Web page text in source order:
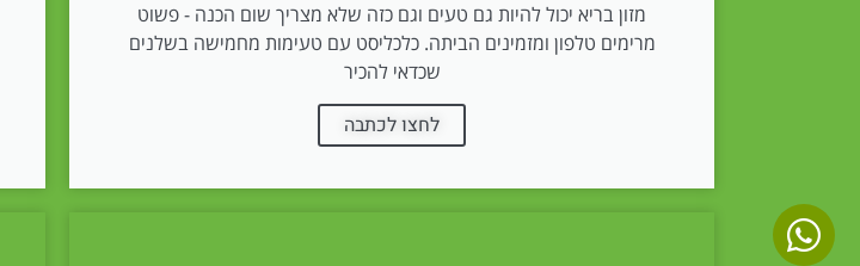
מזון בריא יכול להיות גם טעים וגם כזה שלא מצריך שום הכנה - פשוט
מרימים טלפון ומזמינים הביתה. כלכליסט עם טעימות מחמישה בשלנים
שכדאי להכיר
לחצו לכתבה